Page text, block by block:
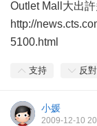
Outlet Mall大出
http://
5100.html
支持 反對
小媛
2009-12-10